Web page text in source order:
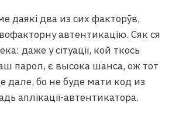
даякі два из сих факторӯв,
автентикацію. Сяк ся
даже у сітуації, кой ткось
парол, є высока шанса, ож тот
дале, бо не буде мати код из
аплікації-автентикатора.